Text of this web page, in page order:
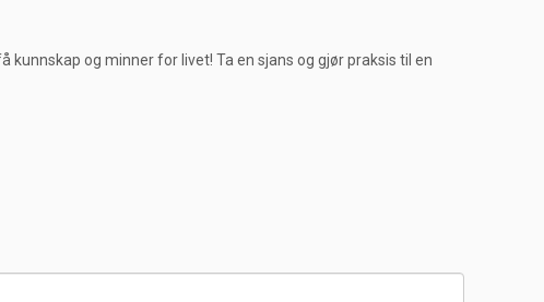
og minner for livet! Ta en sjans og gjør praksis til en